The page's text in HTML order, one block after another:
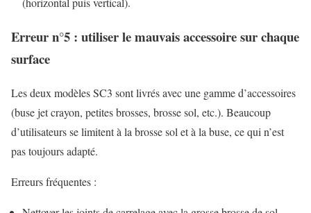
Erreur n°5 : utiliser le mauvais accessoire sur chaque
surface
Les deux modèles SC3 sont livrés avec une gamme d’accessoires
(buse jet crayon, petites brosses, brosse sol, etc.). Beaucoup
d’utilisateurs se limitent à la brosse sol et à la buse, ce qui n’est
pas toujours adapté.
Erreurs fréquentes :